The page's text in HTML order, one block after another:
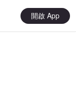
開啟 App